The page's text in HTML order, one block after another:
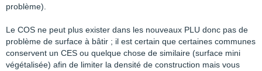
problème).
Le COS ne peut plus exister dans les nouveaux PLU donc pas de
problème de surface à bâtir ; il est certain que certaines communes
conservent un CES ou quelque chose de similaire (surface mini
végétalisée) afin de limiter la densité de construction mais vous